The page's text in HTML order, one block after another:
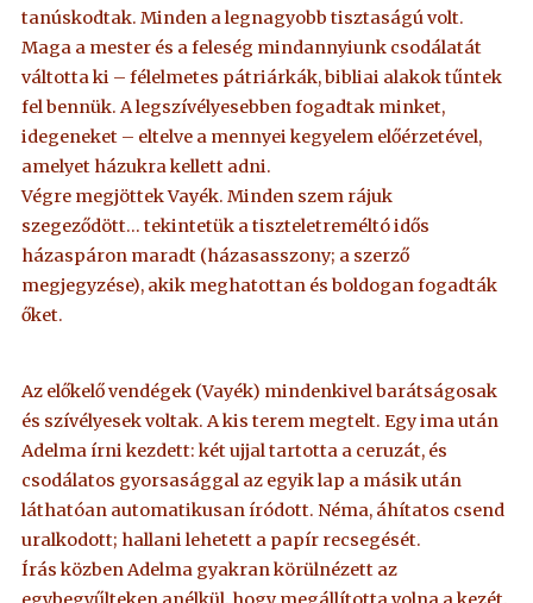
tanúskodtak. Minden a legnagyobb tisztaságú volt.
Maga a mester és a feleség mindannyiunk csodálatát
váltotta ki – félelmetes pátriárkák, bibliai alakok tűntek
fel bennük. A legszívélyesebben fogadtak minket,
idegeneket – eltelve a mennyei kegyelem előérzetével,
amelyet házukra kellett adni.
Végre megjöttek Vayék. Minden szem rájuk
szegeződött… tekintetük a tiszteletreméltó idős
házaspáron maradt (házasasszony; a szerző
megjegyzése), akik meghatottan és boldogan fogadták
őket.
Az előkelő vendégek (Vayék) mindenkivel barátságosak
és szívélyesek voltak. A kis terem megtelt. Egy ima után
Adelma írni kezdett: két ujjal tartotta a ceruzát, és
csodálatos gyorsasággal az egyik lap a másik után
láthatóan automatikusan íródott. Néma, áhítatos csend
uralkodott; hallani lehetett a papír recsegését.
Írás közben Adelma gyakran körülnézett az